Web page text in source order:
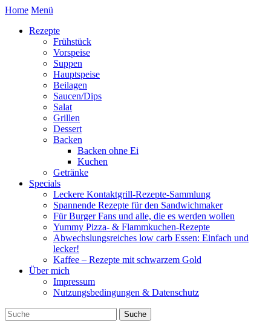
Home Menü
Rezepte
Frühstück
Vorspeise
Suppen
Hauptspeise
Beilagen
Saucen/Dips
Salat
Grillen
Dessert
Backen
Backen ohne Ei
Kuchen
Getränke
Specials
Leckere Kontaktgrill-Rezepte-Sammlung
Spannende Rezepte für den Sandwichmaker
Für Burger Fans und alle, die es werden wollen
Yummy Pizza- & Flammkuchen-Rezepte
Abwechslungsreiches low carb Essen: Einfach und
lecker!
Kaffee – Rezepte mit schwarzem Gold
Über mich
Impressum
Nutzungsbedingungen & Datenschutz